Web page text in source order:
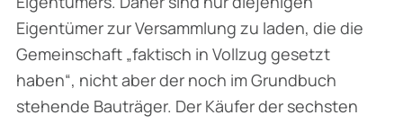
Eigentümer zur Versammlung zu laden, die die
Gemeinschaft „faktisch in Vollzug gesetzt
haben“, nicht aber der noch im Grundbuch
stehende Bauträger. Der Käufer der sechsten